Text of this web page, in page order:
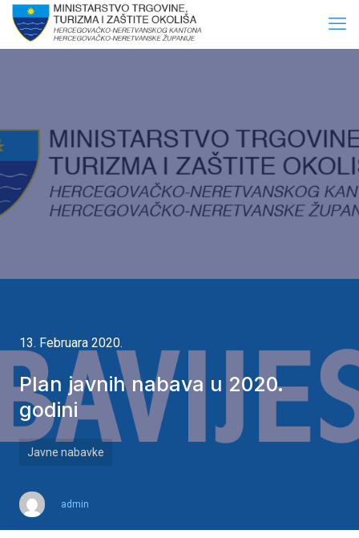
13. Februara 2020.
Plan javnih nabava u 2020.
godini
Javne nabavke
admin